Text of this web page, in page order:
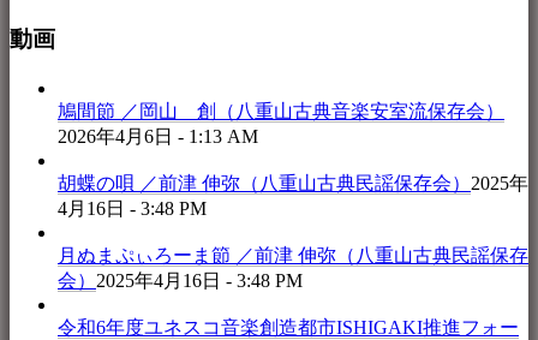
動画
鳩間節 ／岡山 創（八重山古典音楽安室流保存会）
2026年4月6日 - 1:13 AM
胡蝶の唄 ／前津 伸弥（八重山古典民謡保存会） 2025年
4月16日 - 3:48 PM
月ぬまぷぃろーま節 ／前津 伸弥（八重山古典民謡保存
会） 2025年4月16日 - 3:48 PM
令和6年度ユネスコ音楽創造都市ISHIGAKI推進フォー